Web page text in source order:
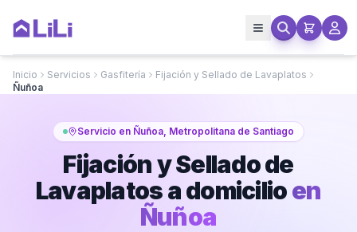
Inicio Servicios Gasfitería
Fijación y Sellado de Lavaplatos
Ñuñoa
Servicio en Ñuñoa, Metropolitana de Santiago
Fijación y Sellado de
Lavaplatos a domicilioen
Ñuñoa